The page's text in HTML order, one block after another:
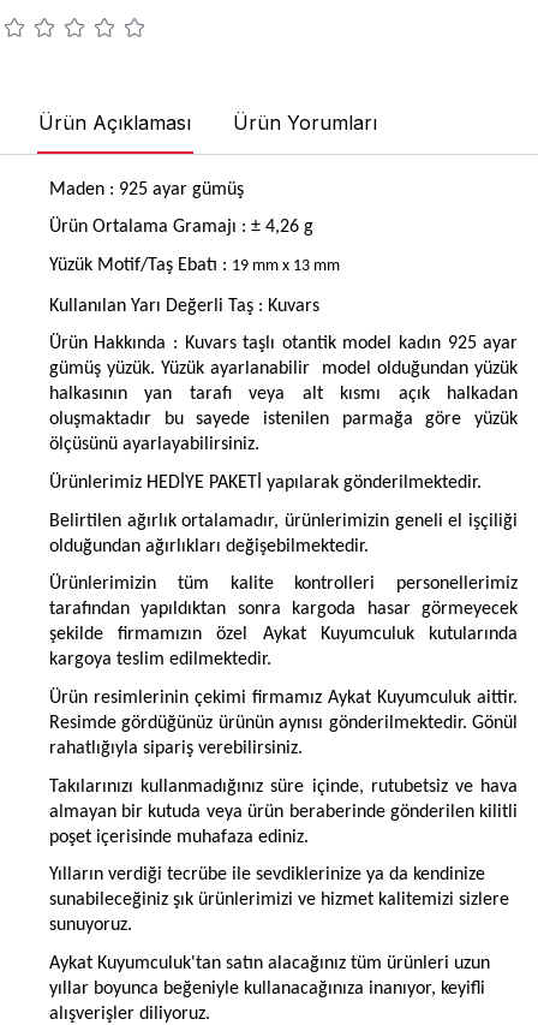
Ürün Açıklaması Ürün Yorumları
Maden : 925 ayar gümüş
Ürün Ortalama Gramajı : ± 4,26 g
Yüzük Motif/Taş Ebatı : 19 mm x 13 mm
Kullanılan Yarı Değerli Taş : Kuvars
Ürün Hakkında : Kuvars taşlı otantik model kadın 925 ayar
gümüş yüzük. Yüzük ayarlanabilir
model olduğundan yüzük
halkasının yan tarafı veya alt kısmı açık halkadan
oluşmaktadır bu sayede istenilen parmağa göre yüzük
ölçüsünü ayarlayabilirsiniz.
Ürünlerimiz HEDİYE PAKETİ yapılarak gönderilmektedir.
Belirtilen ağırlık ortalamadır, ürünlerimizin geneli el işçiliği
olduğundan ağırlıkları değişebilmektedir.
Ürünlerimizin tüm kalite kontrolleri personellerimiz
tarafından yapıldıktan sonra kargoda hasar görmeyecek
şekilde firmamızın özel Aykat Kuyumculuk kutularında
kargoya teslim edilmektedir.
Ürün resimlerinin çekimi firmamız Aykat Kuyumculuk aittir.
Resimde gördüğünüz ürünün aynısı gönderilmektedir. Gönül
rahatlığıyla sipariş verebilirsiniz.
Takılarınızı kullanmadığınız süre içinde, rutubetsiz ve hava
almayan bir kutuda veya ürün beraberinde gönderilen kilitli
poşet içerisinde muhafaza ediniz.
Yılların verdiği tecrübe ile sevdiklerinize ya da kendinize
sunabileceğiniz şık ürünlerimizi ve hizmet kalitemizi sizlere
sunuyoruz.
Aykat Kuyumculuk'tan satın alacağınız tüm ürünleri uzun
yıllar boyunca beğeniyle kullanacağınıza inanıyor, keyifli
alışverişler diliyoruz.